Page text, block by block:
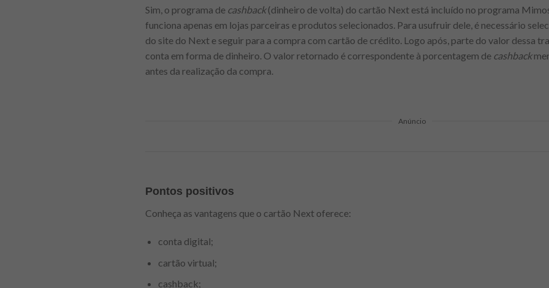
Sim, o programa de cashback(dinheiro de volta) do cartão Next está incluído no programa
funciona apenas em lojas parceiras e produtos selecionados. Para usufruir dele, é necessário
do site do Next e seguir para a compra com cartão de crédito. Logo após, parte do valor dessa
conta em forma de dinheiro. O valor retornado é correspondente à porcentagem de cashback
antes da realização da compra.
Anúncio
Pontos positivos
Conheça as vantagens que o cartão Next oferece:
conta digital;
cartão virtual;
cashback;